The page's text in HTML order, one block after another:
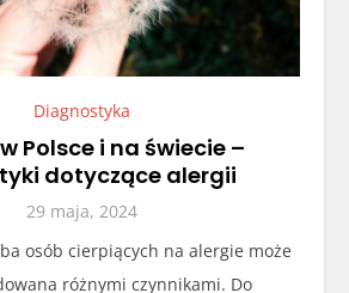
Diagnostyka
Polsce i na świecie –
dotyczące alergii
29 maja, 2024
osób cierpiących na alergie może
różnymi czynnikami. Do